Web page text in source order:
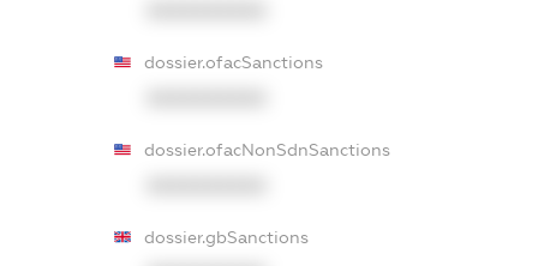
dossier.ofacSanctions
dossier.ofacNonSdnSanctions
dossier.gbSanctions